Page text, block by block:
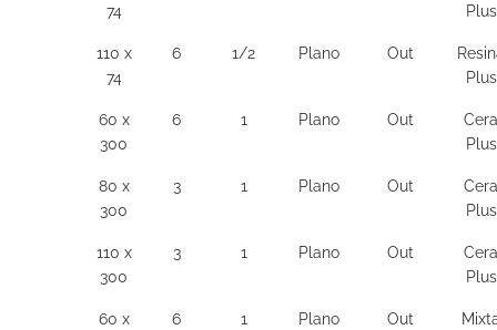
74
Plus
110 x
74
6 1/2 Plano Out
Plus
60 x
300
6 1 Plano Out
Cera
Plus
80 x
300
3 1 Plano Out
Cera
Plus
110 x
300
3 1 Plano Out
Cera
Plus
60 x
6 1 Plano Out